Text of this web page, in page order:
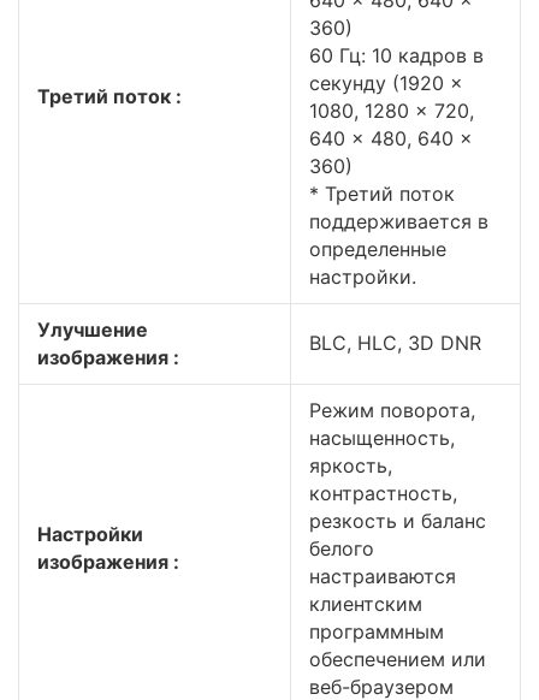
Третий поток :
360)
60 Гц: 10 кадров в
секунду (1920 ×
1080, 1280 × 720,
640 × 480, 640 ×
360)
* Третий поток
поддерживается в
определенные
настройки.
Улучшение
изображения :
BLC, HLC, 3D DNR
Настройки
изображения :
Режим поворота,
насыщенность,
яркость,
контрастность,
резкость и баланс
белого
настраиваются
клиентским
программным
обеспечением или
веб-браузером